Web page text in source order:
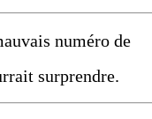
numéro de
surprendre.